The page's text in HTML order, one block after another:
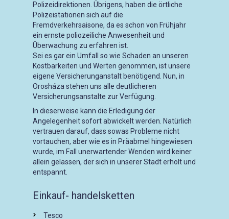
Polizeidirektionen. Übrigens, haben die örtliche
Polizeistationen sich auf die
Fremdverkehrsaisone, da es schon von Frühjahr
ein ernste poliozeiliche Anwesenheit und
Überwachung zu erfahren ist.
Sei es gar ein Umfall so wie Schaden an unseren
Kostbarkeiten und Werten genommen, ist unsere
eigene Versicherunganstalt benötigend. Nun, in
Orosháza stehen uns alle deutlicheren
Versicherungsanstalte zur Verfügung.
In dieserweise kann die Erledigung der
Angelegenheit sofort abwickelt werden. Natürlich
vertrauen darauf, dass sowas Probleme nicht
vortauchen, aber wie es in Präabmel hingewiesen
wurde, im Fall unerwartender Wenden wird keiner
allein gelassen, der sich in unserer Stadt erholt und
entspannt.
Einkauf- handelsketten
Tesco